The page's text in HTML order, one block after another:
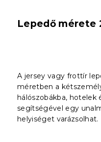
Lepedő mérete
A jersey vagy frottír
méretben a
hálószobákba, hotelek
segítségével egy
helyiséget varázsolhat.